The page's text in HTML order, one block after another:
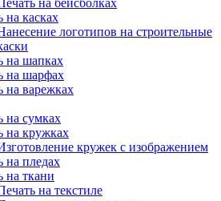
на бейсболках
на касках
логотипов на строительные
на шапках
на шарфах
на варежках
на сумках
на кружках
кружек с изображением
на пледах
на ткани
на текстиле